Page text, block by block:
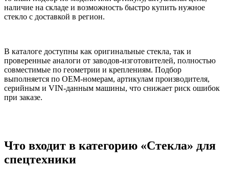
наличие на складе и возможность быстро купить нужное
стекло с доставкой в регион.
В каталоге доступны как оригинальные стекла, так и
проверенные аналоги от заводов-изготовителей, полностью
совместимые по геометрии и креплениям. Подбор
выполняется по OEM-номерам, артикулам производителя,
серийным и VIN-данным машины, что снижает риск ошибок
при заказе.
Что входит в категорию «Стекла» для
спецтехники